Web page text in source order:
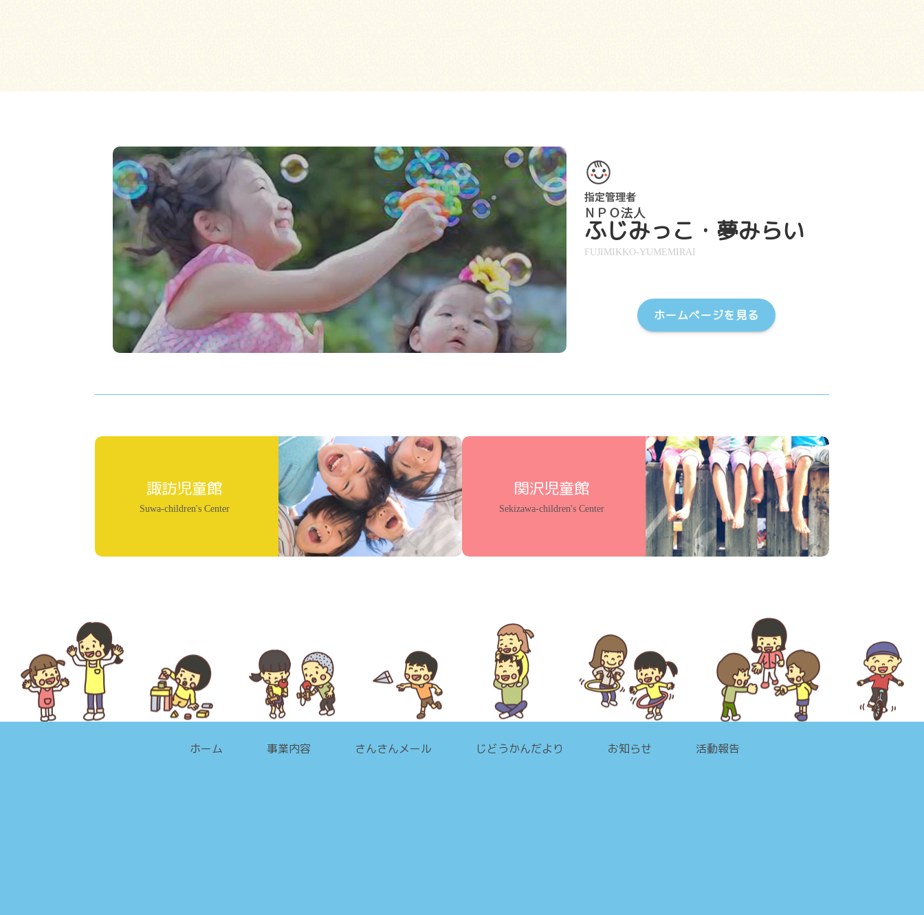
ふじみっこ・夢みらい
FUJIMIKKO-YUMEMIRAI
ホームページを見る
諏訪児童館
Suwa-children's Center
関沢児童館
Sekizawa-children's Center
ホーム 事業内容 さんさんメール じどうかんだより お知らせ 活動報告